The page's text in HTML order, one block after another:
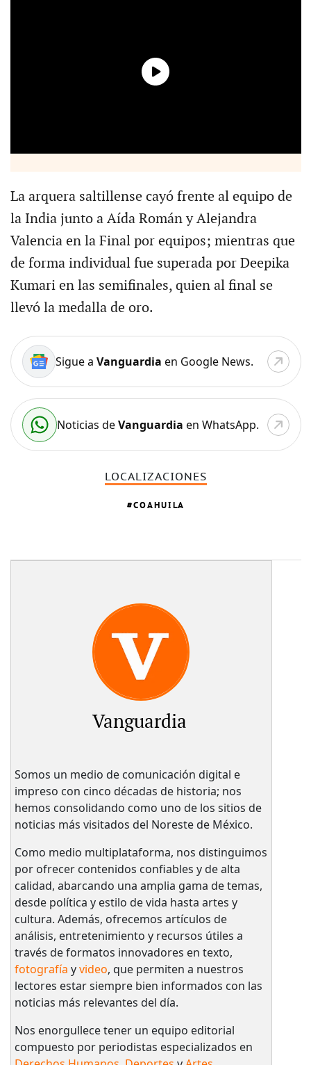
La arquera saltillense cayó frente al equipo de
la India junto a Aída Román y Alejandra
Valencia en la Final por equipos; mientras que
de forma individual fue superada por Deepika
Kumari en las semifinales, quien al final se
llevó la medalla de oro.
Sigue a Vanguardia en Google News.
Noticias deVanguardia en WhatsApp.
LOCALIZACIONES
COAHUILA
Vanguardia
Somos un medio de comunicación digital e
impreso con cinco décadas de historia; nos
hemos consolidando como uno de los sitios de
noticias más visitados del Noreste de México.
Como medio multiplataforma, nos distinguimos
por ofrecer contenidos confiables y de alta
calidad, abarcando una amplia gama de temas,
desde política y estilo de vida hasta artes y
cultura. Además, ofrecemos artículos de
análisis, entretenimiento y recursos útiles a
través de formatos innovadores en texto,
fotografía yvideo, que permiten a nuestros
lectores estar siempre bien informados con las
noticias más relevantes del día.
Nos enorgullece tener un equipo editorial
compuesto por periodistas especializados en